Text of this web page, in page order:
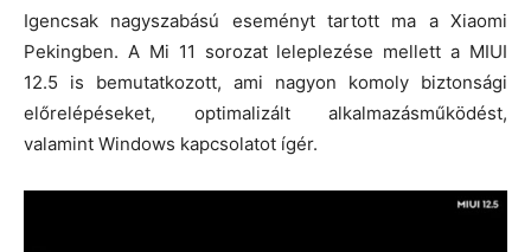
Igencsak nagyszabású eseményt tartott ma a Xiaomi
Pekingben. A Mi 11 sorozat leleplezése mellett a MIUI
12.5 is bemutatkozott, ami nagyon komoly biztonsági
előrelépéseket, optimalizált alkalmazásműködést,
valamint Windows kapcsolatot ígér.